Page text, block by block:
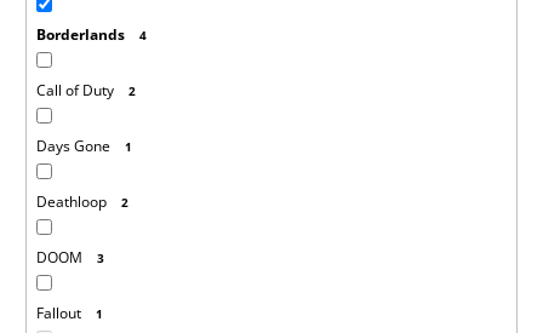
Borderlands 4
Call of Duty 2
Days Gone 1
Deathloop 2
DOOM 3
Fallout 1